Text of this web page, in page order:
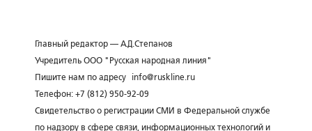
Главный редактор — А.Д.Степанов
Учредитель ООО "Русская народная линия"
Пишите нам по адресу
info@ruskline.ru
Телефон: +7 (812) 950-92-09
Свидетельство о регистрации СМИ в Федеральной службе
по надзору в сфере связи, информационных технологий и